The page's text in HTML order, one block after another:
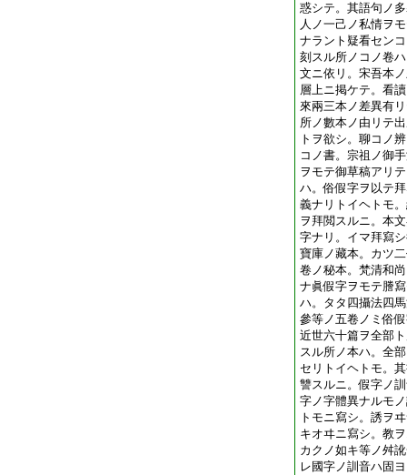
惑シテ。其語句ノ
人ノ一己ノ私情ヲ
ナラント疑看セン
刻スル所ノコノ卷
文ニ依リ。宋吾本
層上ニ掲ケテ。看
來兩三本ノ差異有
所ノ數本ノ由リテ
トヲ欲シ。聊コノ
コノ書。宗祖ノ御
ヲモテ御草稿アリ
ハ。俗假字ヲ以テ
義ナリトイヘトモ
ヲ拜閲スルニ。本
字ナリ。イマ拜寫
寶庫ノ藏本。カツ
卷ノ秘本。梵清和
ナ眞假字ヲモテ謄
ハ。タタ四攝法四
參等ノ五卷ノミ俗
近世六十篇ヲ全部
スル所ノ本ハ。全
セリトイヘトモ。
讐スルニ。假字ノ
字ノ字體異ナルモ
トモニ寫シ。誘ヲ
キオヰニ寫シ。教
カクノ如キ等ノ舛
レ國字ノ訓音ハ固